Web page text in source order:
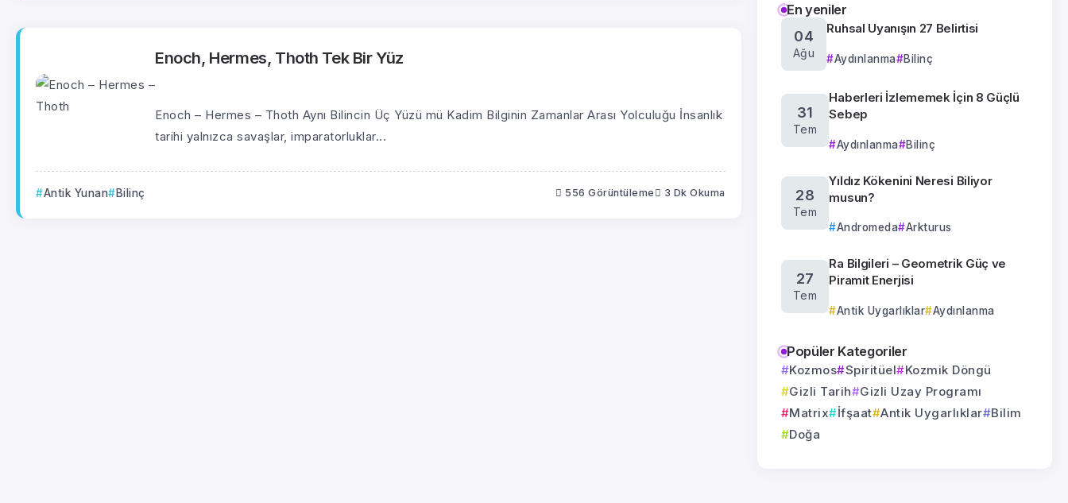
Enoch, Hermes, Thoth Tek Bir Yüz
Enoch – Hermes – Thoth Aynı Bilincin Üç Yüzü mü Kadim Bilginin Zamanlar Arası Yolculuğu İnsanlık
tarihi yalnızca savaşlar, imparatorluklar...
Antik Yunan Bilinç 556 Görüntüleme 3 Dk Okuma
En yeniler
04
Ağu
Ruhsal Uyanışın 27 Belirtisi
Aydınlanma Bilinç
31
Tem
Haberleri İzlememek İçin 8 Güçlü
Sebep
Aydınlanma Bilinç
28
Tem
Yıldız Kökenini Neresi Biliyor
musun?
Andromeda Arkturus
27
Tem
Ra Bilgileri – Geometrik Güç ve
Piramit Enerjisi
Antik Uygarlıklar Aydınlanma
Popüler Kategoriler
Kozmos Spiritüel
Kozmik Döngü
Gizli Tarih
Gizli Uzay Programı
Matrix
İfşaat Antik Uygarlıklar
Bilim
Doğa